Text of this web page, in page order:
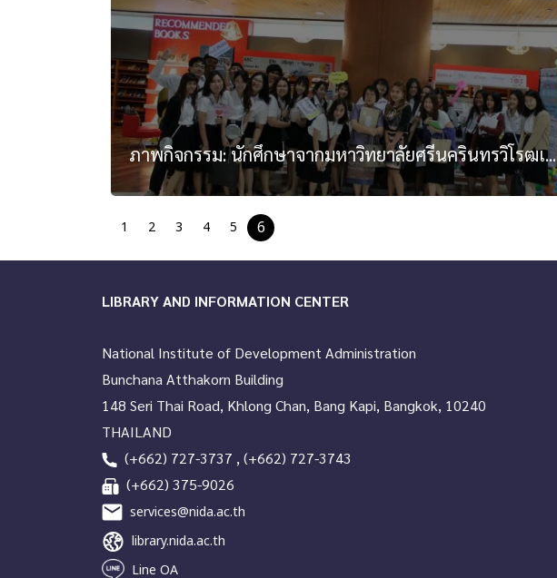
ภาพกิจกรรม: นักศึกษาจากมหาวิทยาลัยศรีนครินทรวิโรฒเ...
1 2 3 4 5 6
LIBRARY AND INFORMATION CENTER
National Institute of Development Administration
Bunchana Atthakorn Building
148 Seri Thai Road, Khlong Chan, Bang Kapi, Bangkok, 10240
THAILAND
(+662) 727-3737 , (+662) 727-3743
(+662) 375-9026
services@nida.ac.th
library.nida.ac.th
Line OA